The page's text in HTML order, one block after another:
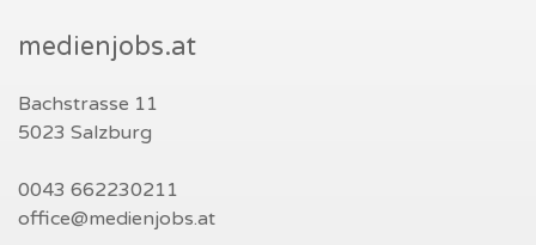
medienjobs.at
Bachstrasse 11
5023 Salzburg
0043 662230211
office@medienjobs.at